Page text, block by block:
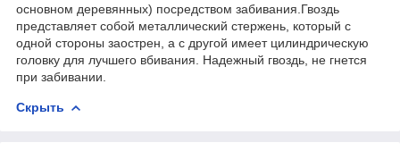
основном деревянных) посредством забивания.Гвоздь
представляет собой металлический стержень, который с
одной стороны заострен, а с другой имеет цилиндрическую
головку для лучшего вбивания. Надежный гвоздь, не гнется
при забивании.
Скрыть